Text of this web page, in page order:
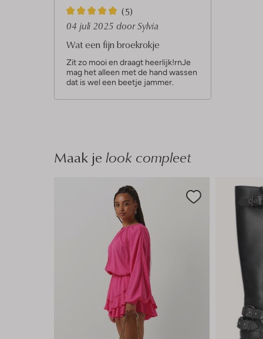
5
S
t
e
r
(5)
04 juli 2025 door Sylvia
Wat een fijn broekrokje
Zit zo mooi en draagt heerlijk!rnJe
mag het alleen met de hand wassen
dat is wel een beetje jammer.
Maak je look compleet